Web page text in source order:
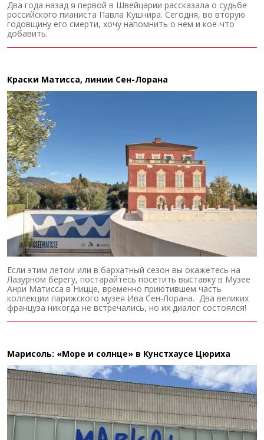
Два года назад я первой в Швейцарии рассказала о судьбе
российского пианиста Павла Кушнира. Сегодня, во вторую
годовщину его смерти, хочу напомнить о нем и кое-что
добавить.
Краски Матисса, линии Сен-Лорана
Если этим летом или в бархатный сезон вы окажетесь на
Лазурном берегу, постарайтесь посетить выставку в Музее
Анри Матисса в Ницце, временно приютившем часть
коллекции парижского музея Ива Сен-Лорана. Два великих
француза никогда не встречались, но их диалог состоялся!
Марисоль: «Море и солнце» в Кунстхаусе Цюриха